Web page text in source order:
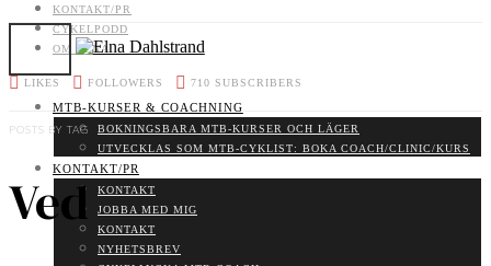
KONTAKT/PR
CYKELPODD
OM ELNA
LIKES FOLLOWERS 710 SUBSCRIBERS
MTB-KURSER & COACHNING
BOKNINGSBARA MTB-KURSER OCH LÄGER
UTVECKLAS SOM MTB-CYKLIST: BOKA COACH/CLINIC/KURS
KONTAKT/PR
KONTAKT
JOBBA MED MIG
KONTAKT
NYHETSBREV
POSTS BY TAG
Ved